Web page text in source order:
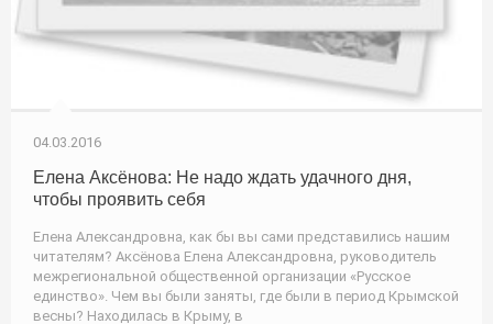
04.03.2016
Елена Аксёнова: Не надо ждать удачного дня,
чтобы проявить себя
Елена Александровна, как бы вы сами представились нашим
читателям? Аксёнова Елена Александровна, руководитель
межрегиональной общественной организации «Русское
единство». Чем вы были заняты, где были в период Крымской
весны? Находилась в Крыму, в